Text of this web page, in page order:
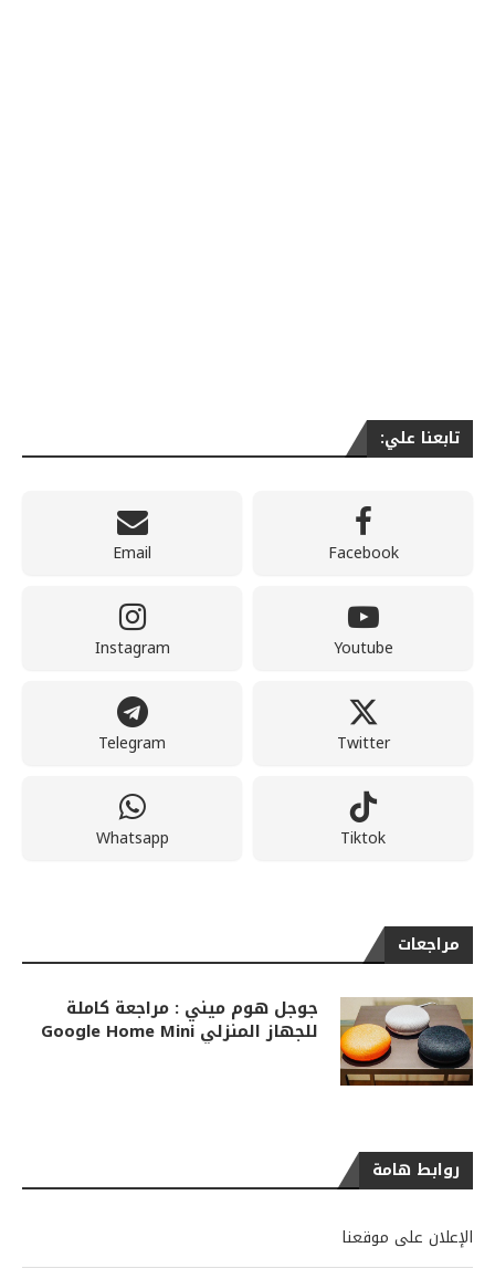
تابعنا علي:
Facebook
Email
Youtube
Instagram
Twitter
Telegram
Tiktok
Whatsapp
مراجعات
جوجل هوم ميني : مراجعة كاملة
للجهاز المنزلي Google Home Mini
روابط هامة
الإعلان على موقعنا